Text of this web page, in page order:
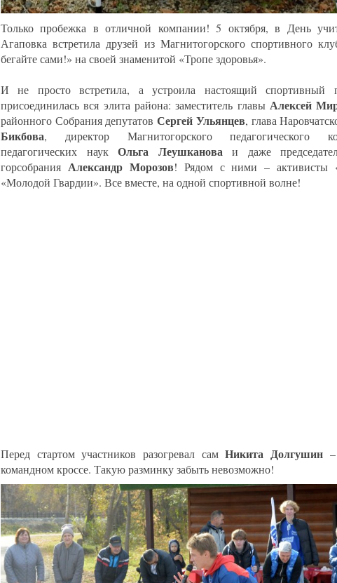
Только пробежка в отличной компании! 5 октября, в День
Агаповка встретила друзей из Магнитогорского спортивного
бегайте сами!» на своей знаменитой «Тропе здоровья».
И не просто встретила, а устроила настоящий спортивный
присоединилась вся элита района: заместитель главыАлексей
районного Собрания депутатовСергей Ульянцев, глава
Бикбова, директор Магнитогорского педагогического
педагогических наукОльга Леушкановаи даже
горсобрания Александр Морозов! Рядом с ними – активисты
«Молодой Гвардии». Все вместе, на одной спортивной волне!
Перед стартом участников разогревал самНикита Долгушин
командном кроссе. Такую разминку забыть невозможно!